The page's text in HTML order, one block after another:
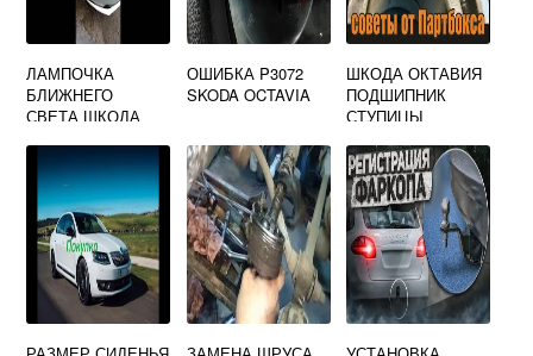
ЛАМПОЧКА
БЛИЖНЕГО
СВЕТА ШКОДА
ОШИБКА P3072
SKODA OCTAVIA
ШКОДА ОКТАВИЯ
ПОДШИПНИК
СТУПИЦЫ